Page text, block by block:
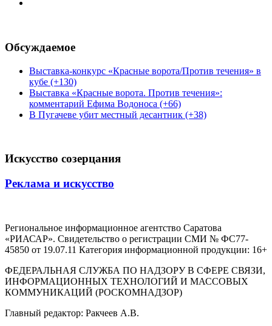
Обсуждаемое
Выставка-конкурс «Красные ворота/Против течения» в
кубе (+130)
Выставка «Красные ворота. Против течения»:
комментарий Ефима Водоноса (+66)
В Пугачеве убит местный десантник (+38)
Искусство созерцания
Реклама и искусство
Региональное информационное агентство Саратова
«РИАСАР». Свидетельство о регистрации СМИ № ФС77-
45850 от 19.07.11 Категория информационной продукции: 16+
ФЕДЕРАЛЬНАЯ СЛУЖБА ПО НАДЗОРУ В СФЕРЕ СВЯЗИ,
ИНФОРМАЦИОННЫХ ТЕХНОЛОГИЙ И МАССОВЫХ
КОММУНИКАЦИЙ (РОСКОМНАДЗОР)
Главный редактор: Ракчеев А.В.